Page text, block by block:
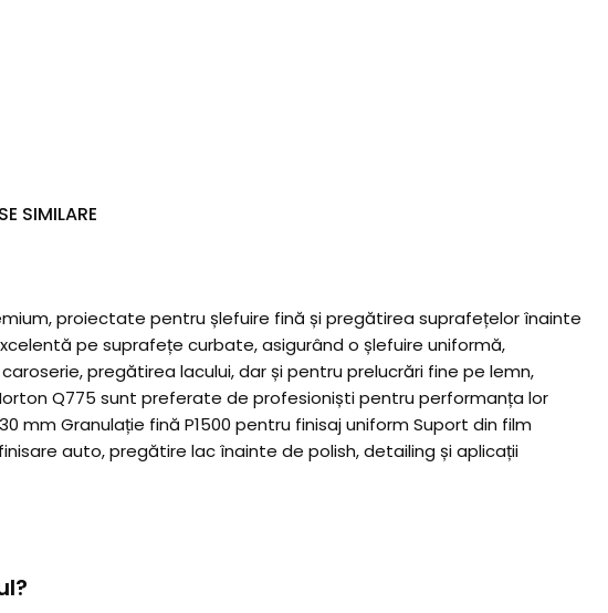
SIMILARE
proiectate pentru șlefuire fină și pregătirea suprafețelor înainte
pe suprafețe curbate, asigurând o șlefuire uniformă,
pregătirea lacului, dar și pentru prelucrări fine pe lemn,
Q775 sunt preferate de profesioniști pentru performanța lor
mm Granulație fină P1500 pentru finisaj uniform Suport din film
auto, pregătire lac înainte de polish, detailing și aplicații